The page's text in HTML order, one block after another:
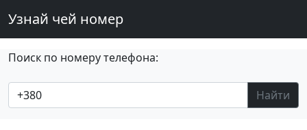
Узнай чей номер
Поиск по номеру телефона:
Найти